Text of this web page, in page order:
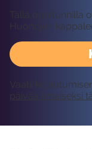
Tällä oppitunnilla
Huonojen
Vaatii
päivää ilmaiseksi